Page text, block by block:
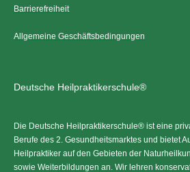
Barrierefreiheit
Allgemeine Geschäftsbedingungen
Deutsche Heilpraktikerschule®
Die Deutsche Heilpraktikerschule® ist eine
Berufe des 2. Gesundheitsmarktes und bietet
Heilpraktiker auf den Gebieten der
sowie Weiterbildungen an. Wir lehren